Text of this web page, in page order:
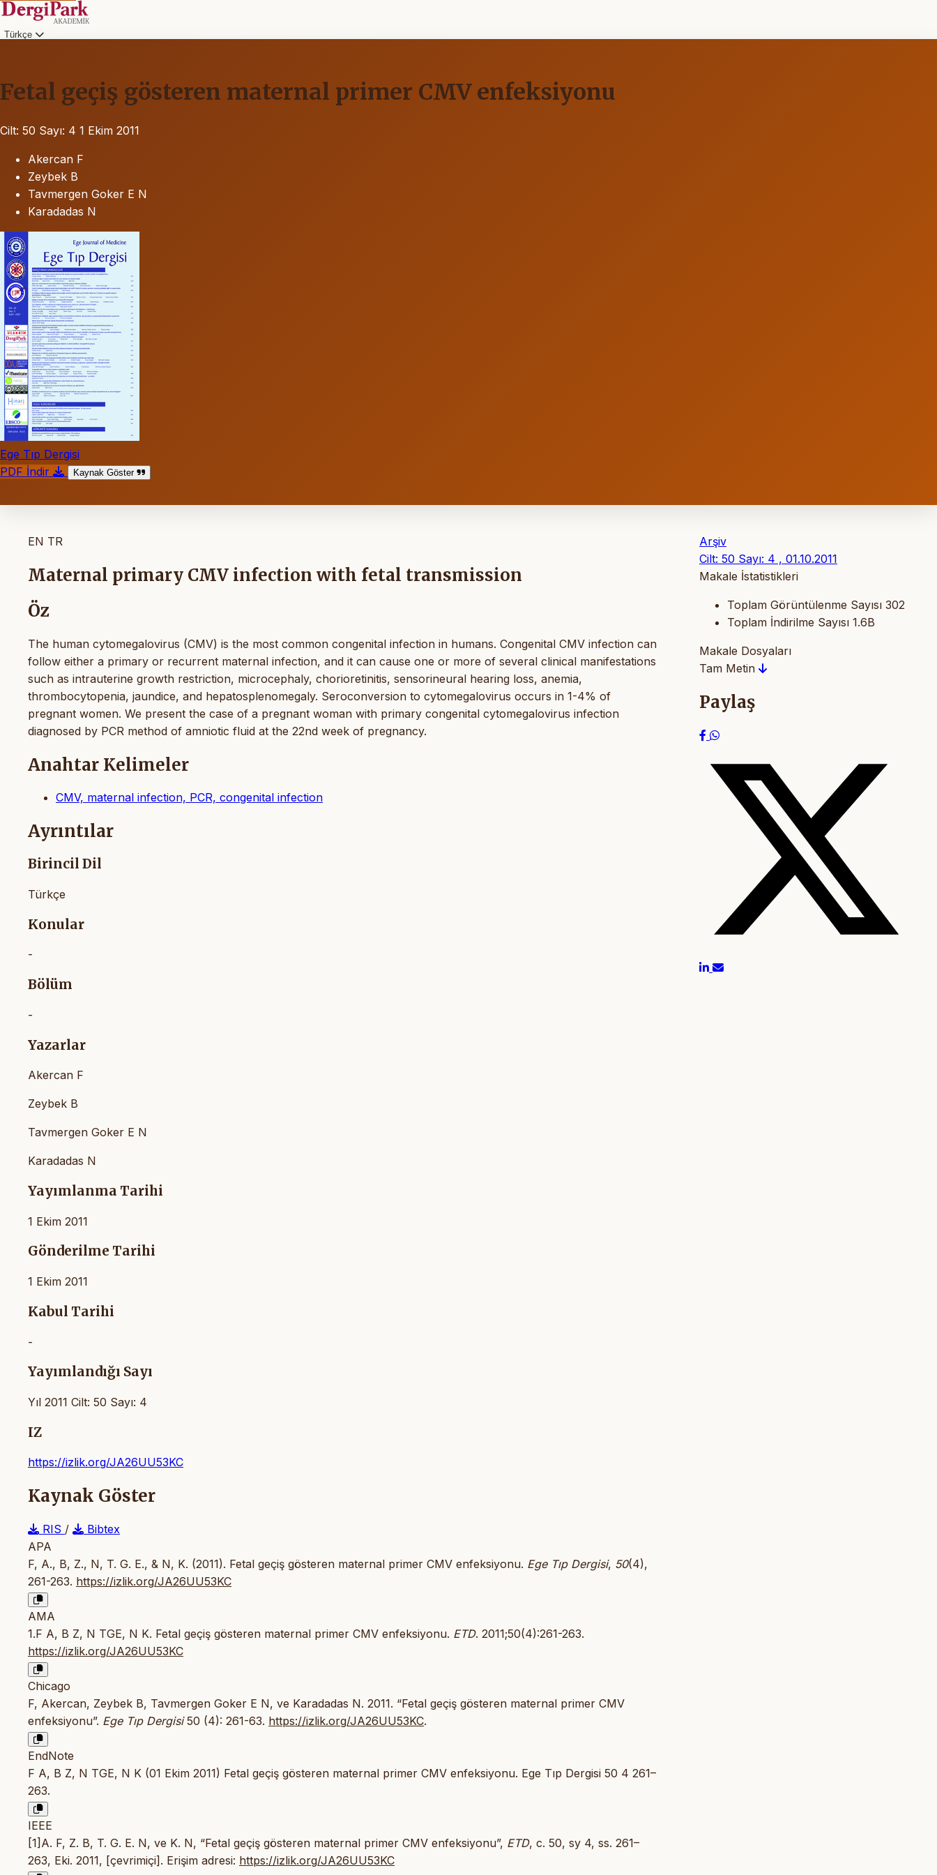
Türkçe
Fetal geçiş gösteren maternal primer CMV enfeksiyonu
Cilt: 50 Sayı: 4 1 Ekim 2011
Akercan F
Zeybek B
Tavmergen Goker E N
Karadadas N
Ege Tıp Dergisi
PDF İndir
Kaynak Göster
EN TR
Maternal primary CMV infection with fetal transmission
Öz
The human cytomegalovirus (CMV) is the most common congenital infection in humans. Congenital CMV infection can
follow either a primary or recurrent maternal infection, and it can cause one or more of several clinical manifestations
such as intrauterine growth restriction, microcephaly, chorioretinitis, sensorineural hearing loss, anemia,
thrombocytopenia, jaundice, and hepatosplenomegaly. Seroconversion to cytomegalovirus occurs in 1-4% of
pregnant women. We present the case of a pregnant woman with primary congenital cytomegalovirus infection
diagnosed by PCR method of amniotic fluid at the 22nd week of pregnancy.
Anahtar Kelimeler
CMV, maternal infection, PCR, congenital infection
Ayrıntılar
Birincil Dil
Türkçe
Konular
-
Bölüm
-
Yazarlar
Akercan F
Zeybek B
Tavmergen Goker E N
Karadadas N
Yayımlanma Tarihi
1 Ekim 2011
Gönderilme Tarihi
1 Ekim 2011
Kabul Tarihi
-
Yayımlandığı Sayı
Yıl 2011 Cilt: 50 Sayı: 4
IZ
https://izlik.org/JA26UU53KC
Kaynak Göster
RIS /
Bibtex
APA
F, A., B, Z., N, T. G. E., & N, K. (2011). Fetal geçiş gösteren maternal primer CMV enfeksiyonu. Ege Tıp Dergisi, 50(4),
261-263. https://izlik.org/JA26UU53KC
AMA
1.F A, B Z, N TGE, N K. Fetal geçiş gösteren maternal primer CMV enfeksiyonu. ETD. 2011;50(4):261-263.
https://izlik.org/JA26UU53KC
Chicago
F, Akercan, Zeybek B, Tavmergen Goker E N, ve Karadadas N. 2011. “Fetal geçiş gösteren maternal primer CMV
enfeksiyonu”. Ege Tıp Dergisi50 (4): 261-63. https://izlik.org/JA26UU53KC.
EndNote
F A, B Z, N TGE, N K (01 Ekim 2011) Fetal geçiş gösteren maternal primer CMV enfeksiyonu. Ege Tıp Dergisi 50 4 261–
263.
IEEE
[1]A. F, Z. B, T. G. E. N, ve K. N, “Fetal geçiş gösteren maternal primer CMV enfeksiyonu”, ETD, c. 50, sy 4, ss. 261–
263, Eki. 2011, [çevrimiçi]. Erişim adresi: https://izlik.org/JA26UU53KC
Arşiv
Cilt: 50 Sayı: 4 , 01.10.2011
Makale İstatistikleri
Toplam Görüntülenme Sayısı 302
Toplam İndirilme Sayısı 1.6B
Makale Dosyaları
Tam Metin
Paylaş